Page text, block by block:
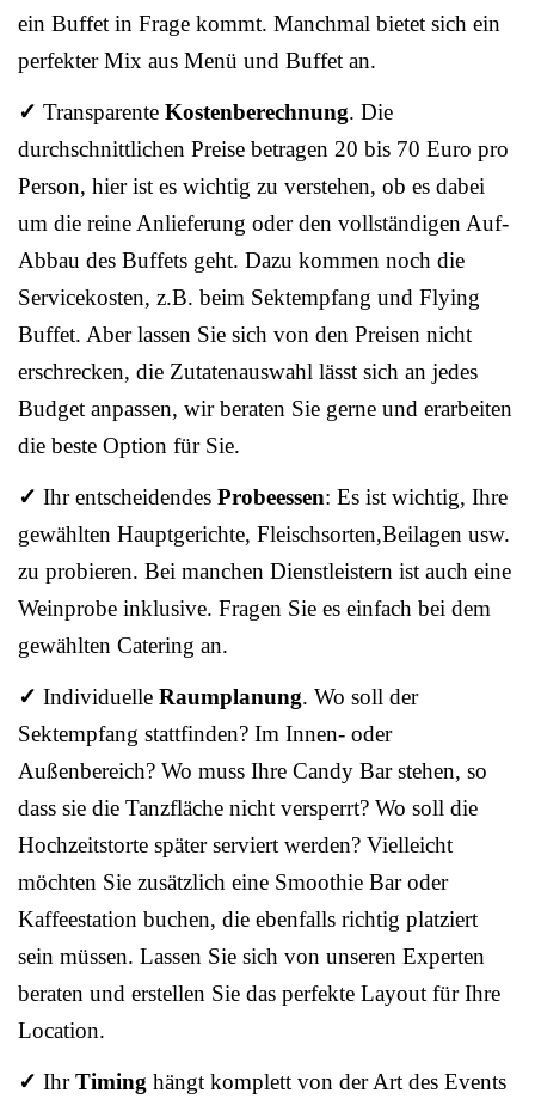
ein Buffet in Frage kommt. Manchmal bietet sich ein
perfekter Mix aus Menü und Buffet an.
✓ Transparente Kostenberechnung. Die
durchschnittlichen Preise betragen 20 bis 70 Euro pro
Person, hier ist es wichtig zu verstehen, ob es dabei
um die reine Anlieferung oder den vollständigen Auf-
Abbau des Buffets geht. Dazu kommen noch die
Servicekosten, z.B. beim Sektempfang und Flying
Buffet. Aber lassen Sie sich von den Preisen nicht
erschrecken, die Zutatenauswahl lässt sich an jedes
Budget anpassen, wir beraten Sie gerne und erarbeiten
die beste Option für Sie.
✓ Ihr entscheidendes Probeessen: Es ist wichtig, Ihre
gewählten Hauptgerichte, Fleischsorten,Beilagen usw.
zu probieren. Bei manchen Dienstleistern ist auch eine
Weinprobe inklusive. Fragen Sie es einfach bei dem
gewählten Catering an.
✓ Individuelle Raumplanung. Wo soll der
Sektempfang stattfinden? Im Innen- oder
Außenbereich? Wo muss Ihre Candy Bar stehen, so
dass sie die Tanzfläche nicht versperrt? Wo soll die
Hochzeitstorte später serviert werden? Vielleicht
möchten Sie zusätzlich eine Smoothie Bar oder
Kaffeestation buchen, die ebenfalls richtig platziert
sein müssen. Lassen Sie sich von unseren Experten
beraten und erstellen Sie das perfekte Layout für Ihre
Location.
✓ IhrTiming hängt komplett von der Art des Events